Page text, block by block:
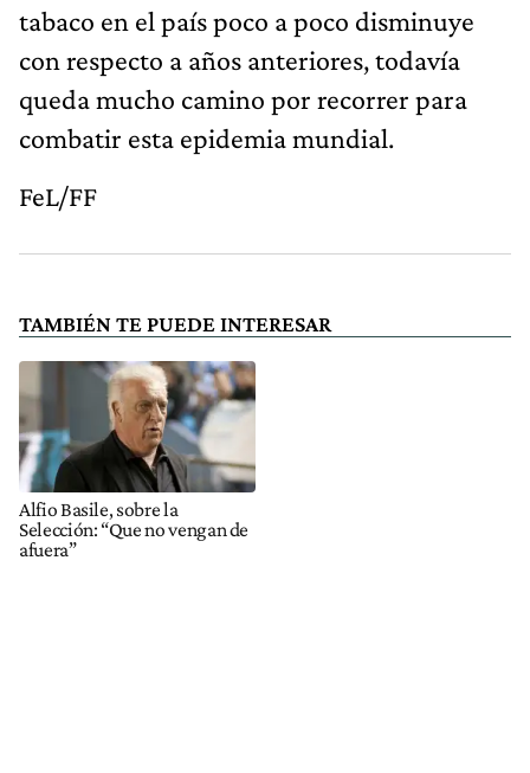
tabaco en el país poco a poco disminuye
con respecto a años anteriores, todavía
queda mucho camino por recorrer para
combatir esta epidemia mundial.
FeL/FF
TAMBIÉN TE PUEDE INTERESAR
Alfio Basile, sobre la
Selección: “Que no vengan de
afuera”